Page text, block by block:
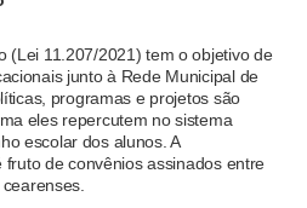
(Lei 11.207/2021) tem o objetivo de
junto à Rede Municipal de
programas e projetos são
eles repercutem no sistema
escolar dos alunos. A
de convênios assinados entre